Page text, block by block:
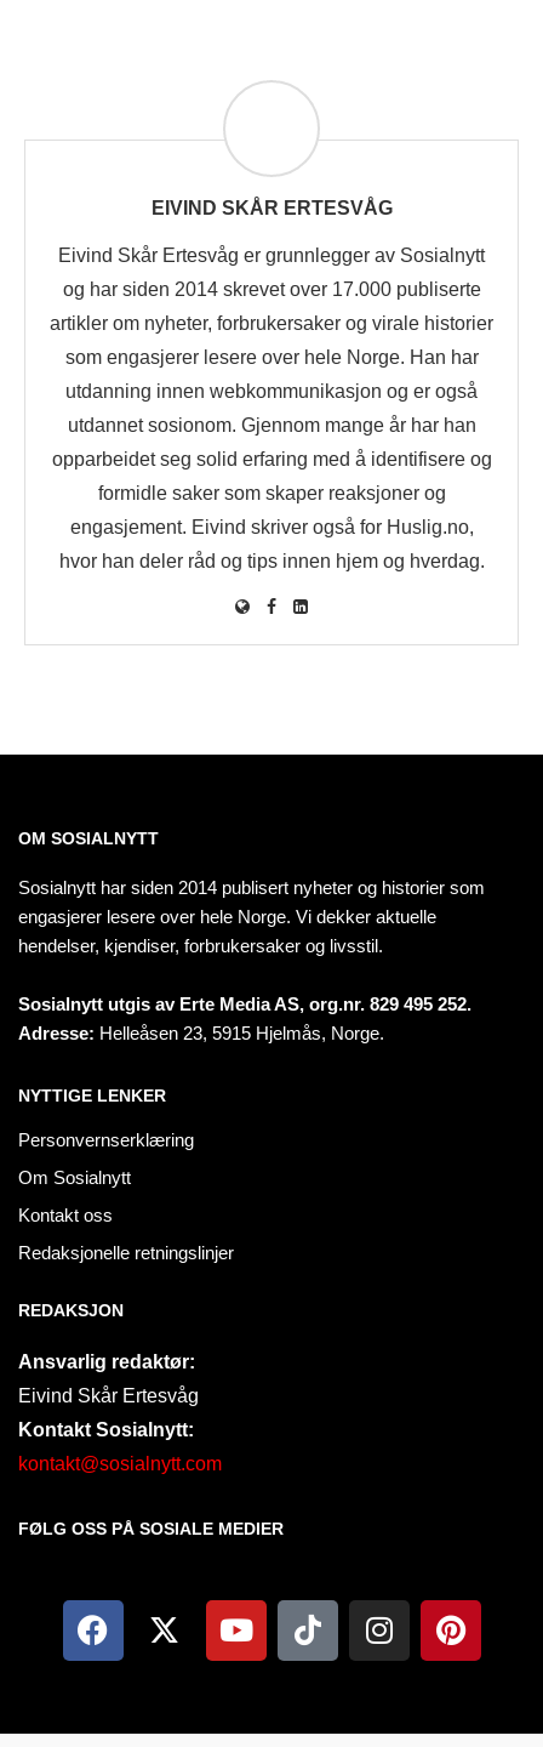
EIVIND SKÅR ERTESVÅG
Eivind Skår Ertesvåg er grunnlegger av Sosialnytt
og har siden 2014 skrevet over 17.000 publiserte
artikler om nyheter, forbrukersaker og virale historier
som engasjerer lesere over hele Norge. Han har
utdanning innen webkommunikasjon og er også
utdannet sosionom. Gjennom mange år har han
opparbeidet seg solid erfaring med å identifisere og
formidle saker som skaper reaksjoner og
engasjement. Eivind skriver også for Huslig.no,
hvor han deler råd og tips innen hjem og hverdag.
OM SOSIALNYTT
Sosialnytt har siden 2014 publisert nyheter og historier som
engasjerer lesere over hele Norge. Vi dekker aktuelle
hendelser, kjendiser, forbrukersaker og livsstil.
Sosialnytt utgis av Erte Media AS, org.nr. 829 495 252.
Adresse: Helleåsen 23, 5915 Hjelmås, Norge.
NYTTIGE LENKER
Personvernserklæring
Om Sosialnytt
Kontakt oss
Redaksjonelle retningslinjer
REDAKSJON
Ansvarlig redaktør:
Eivind Skår Ertesvåg
Kontakt Sosialnytt:
kontakt@sosialnytt.com
FØLG OSS PÅ SOSIALE MEDIER​